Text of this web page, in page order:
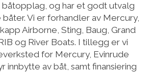
og har et godt utvalg
Vi er forhandler av Mercury,
Airborne, Sting, Baug, Grand
og River Boats. I tillegg er vi
for Mercury, Evinrude
innbytte av båt, samt finansiering